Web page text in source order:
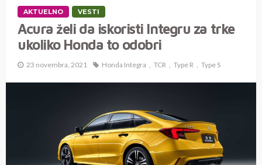
AKTUELNO VESTI
Acura želi da iskoristi Integru za trke
ukoliko Honda to odobri
23 novembra, 2021 Honda Integra TCR Type R Type S